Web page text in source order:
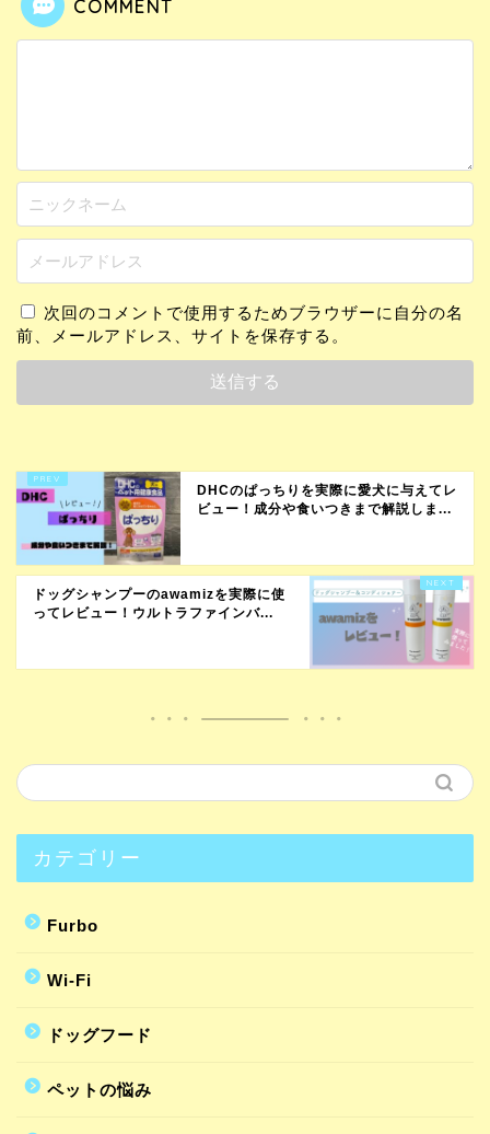
COMMENT
次回のコメントで使用するためブラウザーに自分の名
前、メールアドレス、サイトを保存する。
DHCのぱっちりを実際に愛犬に与えてレ
ビュー！成分や食いつきまで解説しま...
ドッグシャンプーのawamizを実際に使
ってレビュー！ウルトラファインバ...
カテゴリー
Furbo
Wi-Fi
ドッグフード
ペットの悩み